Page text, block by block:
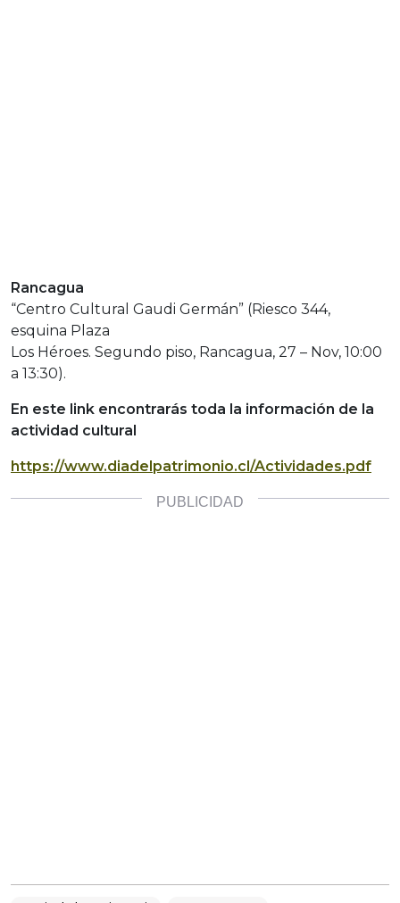
Rancagua
“Centro Cultural Gaudi Germán” (Riesco 344,
esquina Plaza
Los Héroes. Segundo piso, Rancagua, 27 – Nov, 10:00
a 13:30).
En este link encontrarás toda la información de la
actividad cultural
https://www.diadelpatrimonio.cl/Actividades.pdf